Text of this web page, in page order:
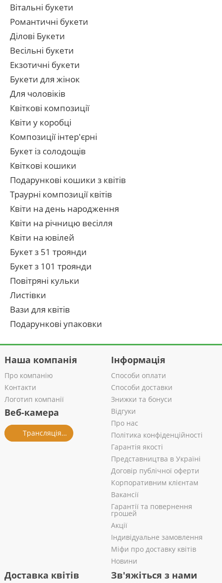
Вітальні букети
Романтичні букети
Ділові Букети
Весільні букети
Екзотичні букети
Букети для жінок
Для чоловіків
Квіткові композиції
Квіти у коробці
Композиції інтер'єрні
Букет із солодощів
Квіткові кошики
Подарункові кошики з квітів
Траурні композиції квітів
Квіти на день народження
Квіти на річницю весілля
Квіти на ювілей
Букет з 51 троянди
Букет з 101 троянди
Повітряні кульки
Листівки
Вази для квітів
Подарункові упаковки
Наша компанія
Про компанію
Контакти
Логотип компанії
Веб-камера
Трансляція із салону
Інформація
Способи оплати
Способи доставки
Знижки та бонуси
Відгуки
Про нас
Політика конфіденційності
Гарантія якості
Представництва в Україні
Договір публічної оферти
Корпоративним клієнтам
Вакансії
Гарантії та повернення
грошей
Акції
Індивідуальне замовлення
Міфи про доставку квітів
Новини
Доставка квітів Зв'яжіться з нами